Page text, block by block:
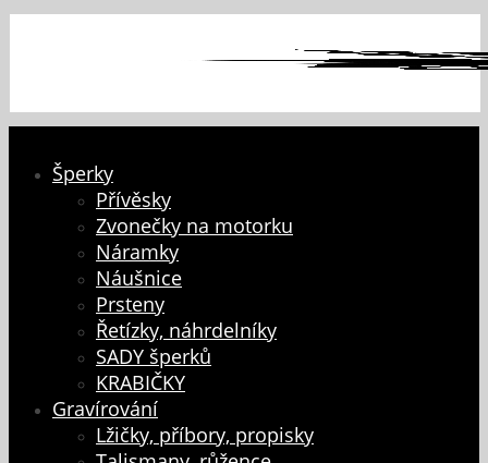
Šperky
Přívěsky
Zvonečky na motorku
Náramky
Náušnice
Prsteny
Řetízky, náhrdelníky
SADY šperků
KRABIČKY
Gravírování
Lžičky, příbory, propisky